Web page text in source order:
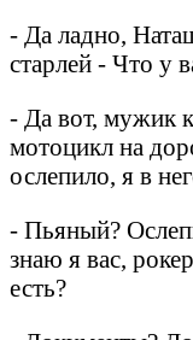
- Да ладно,
старлей - Что у
- Да вот, мужик
мотоцикл на
ослепило, я в
- Пьяный?
знаю я вас,
есть?